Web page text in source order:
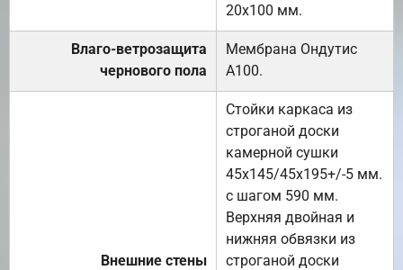
20х100 мм.
Влаго-ветрозащита
чернового пола
Мембрана Ондутис
А100.
Внешние стены
Стойки каркаса из
строганой доски
камерной сушки
45х145/45х195+/-5 мм.
с шагом 590 мм.
Верхняя двойная и
нижняя обвязки из
строганой доски